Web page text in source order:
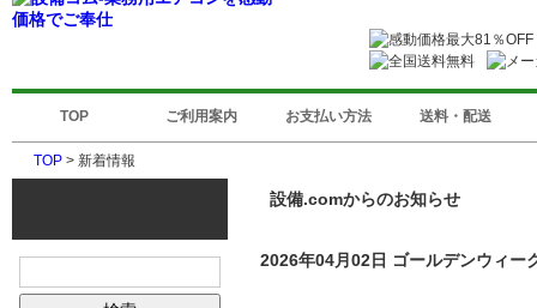
TOP ご利用案内 お支払い方法 送料・配送
TOP > 新着情報
設備.comからのお知らせ
2026年04月02日 ゴールデンウィー